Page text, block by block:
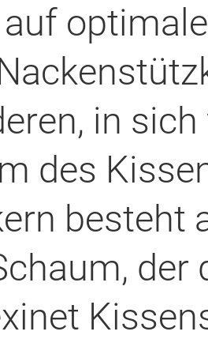
in
des
besteht